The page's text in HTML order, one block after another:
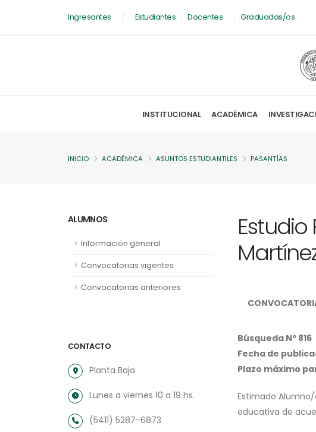
Ingresantes Estudiantes Docentes Graduadas/os
INSTITUCIONAL ACADÉMICA
INICIO ACADÉMICA ASUNTOS ESTUDIANTILES PASANTÍAS
ALUMNOS
Información general
Convocatorias vigentes
Convocatorias anteriores
CONTACTO
Planta Baja
Lunes a viernes 10 a 19 hs.
(5411) 5287-6873
Estudio
Búsqueda Nº 816
Fecha de
Plazo máximo
Estimado
educativa de